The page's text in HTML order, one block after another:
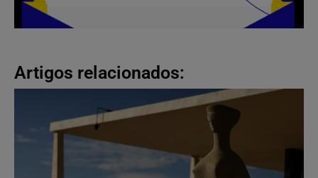
Artigos relacionados: